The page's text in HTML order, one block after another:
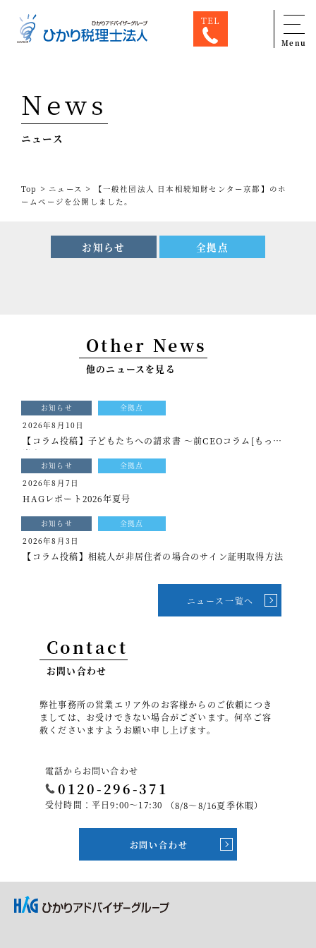
TEL
Menu
専門家一覧
ひかり税理士法人について
サービス
スタッフ紹介
セミナー情報
採用情報
税理士変更をお考えの方
メールマガジン登録
Twitter
Facebook
News
ニュース
Top > ニュース >
【一般社団法人 日本相続知財センター京都】のホ
ームページを公開しました。
お知らせ 全拠点
Other News
他のニュースを見る
お知らせ 全拠点
2026年8月10日
【コラム投稿】子どもたちへの請求書 ～前CEOコラム[もっと
光を]vol.340
お知らせ 全拠点
2026年8月7日
HAGレポート2026年夏号
お知らせ 全拠点
2026年8月3日
【コラム投稿】相続人が非居住者の場合のサイン証明取得方法
ニュース一覧へ
Contact
お問い合わせ
弊社事務所の営業エリア外のお客様からのご依頼につき
ましては、お受けできない場合がございます。何卒ご容
赦くださいますようお願い申し上げます。
電話からお問い合わせ
0120-296-371
受付時間：平日9:00～17:30 （8/8～8/16夏季休暇）
お問い合わせ